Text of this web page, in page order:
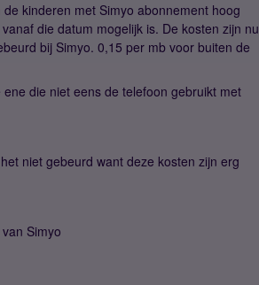
kinderen met Simyo abonnement hoog
die datum mogelijk is. De kosten zijn nu
bij Simyo. 0,15 per mb voor buiten de
die niet eens de telefoon gebruikt met
niet gebeurd want deze kosten zijn erg
Simyo